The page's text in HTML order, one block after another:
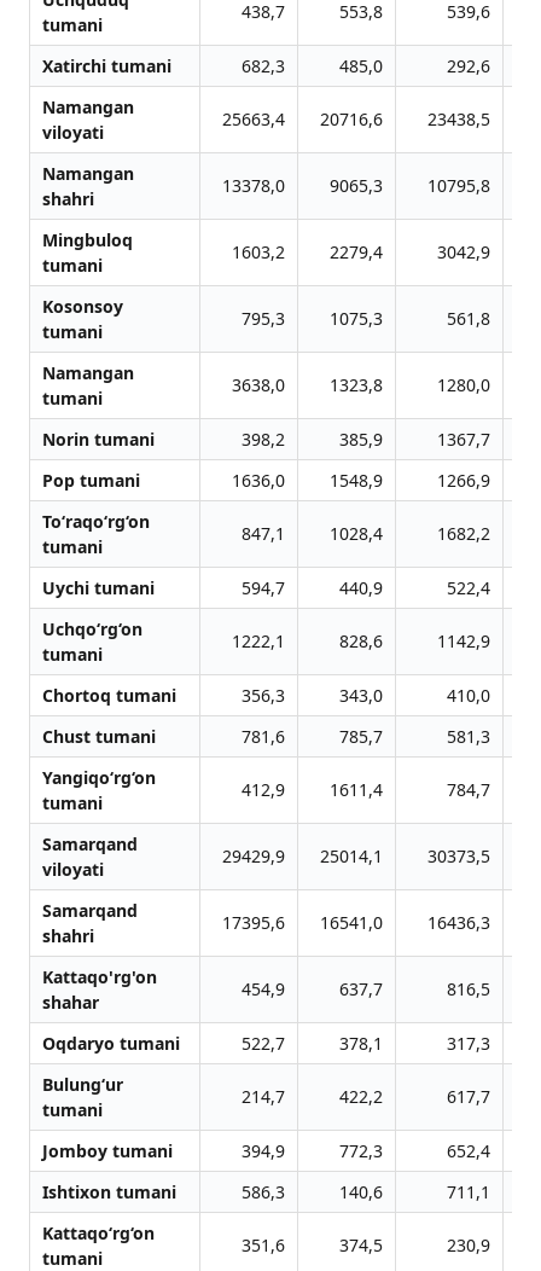
tumani
438,7 553,8 539,6
Xatirchi tumani 682,3 485,0
292,6
Namangan
viloyati
25663,4 20716,6 23438,5
Namangan
shahri
13378,0 9065,3 10795,8
Mingbuloq
tumani
1603,2 2279,4 3042,9
Kosonsoy
tumani
795,3 1075,3 561,8
Namangan
tumani
3638,0 1323,8 1280,0
Norin tumani 398,2 385,9
1367,7
Pop tumani
1636,0 1548,9
1266,9
To‘raqo‘rg‘on
tumani
847,1 1028,4 1682,2
Uychi tumani 594,7 440,9
522,4
Uchqo‘rg‘on
tumani
1222,1 828,6 1142,9
Chortoq tumani 356,3 343,0
410,0
Chust tumani
781,6 785,7
581,3
Yangiqo‘rg‘on
tumani
412,9 1611,4 784,7
Samarqand
viloyati
29429,9 25014,1 30373,5
Samarqand
shahri
17395,6 16541,0 16436,3
Kattaqo'rg'on
shahar
454,9 637,7 816,5
Oqdaryo tumani 522,7 378,1
317,3
Bulung‘ur
tumani
214,7 422,2 617,7
Jomboy tumani 394,9 772,3
652,4
Ishtixon tumani
586,3 140,6
711,1
Kattaqo‘rg‘on
tumani
351,6 374,5 230,9